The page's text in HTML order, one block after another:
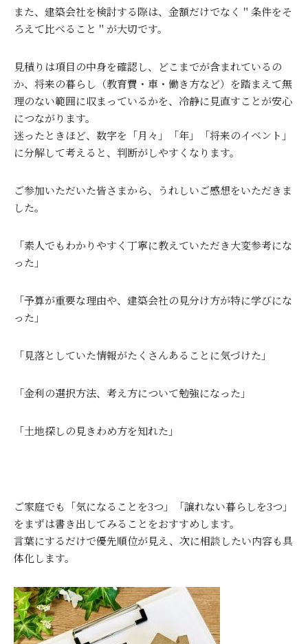
また、建築会社を検討する際は、金額だけでなく＂条件をそ
ろえて比べること＂が大切です。
見積りは項目の中身を確認し、どこまでが含まれているの
か、将来の暮らし（教育費・車・働き方など）を踏まえて無
理のない範囲に収まっているかを、冷静に見直すことが安心
につながります。
迷ったときほど、数字を「月々」「年」「将来のイベント」
に分解して考えると、判断がしやすくなります。
ご参加いただいた皆さまから、うれしいご感想をいただきま
した。
「素人でもわかりやすく丁寧に教えていただき大変参考にな
った」
「予算が重要な理由や、建築会社の見分け方が特に学びにな
った」
「見落としていた情報がたくさんあることに気づけた」
「金利の選択方法、考え方について勉強になった」
「土地探しの見きわめ方を知れた」
ご家庭でも「気になることを3つ」「譲れない暮らしを3つ」
をまずは書き出してみることをおすすめします。
言葉にするだけで優先順位が見え、次に相談したい内容も具
体化します。